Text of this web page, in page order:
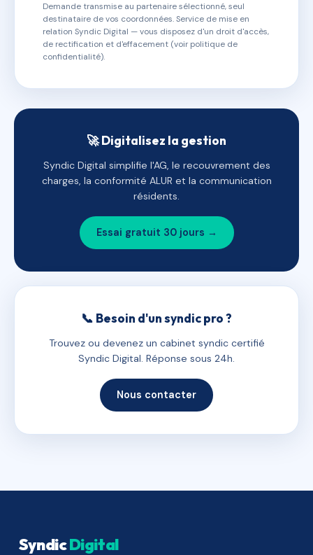
Demande transmise au partenaire sélectionné, seul
destinataire de vos coordonnées. Service de mise en
relation Syndic Digital — vous disposez d'un droit d'accès,
de rectification et d'effacement (voir politique de
confidentialité).
🚀 Digitalisez la gestion
Syndic Digital simplifie l'AG, le recouvrement des
charges, la conformité ALUR et la communication
résidents.
Essai gratuit 30 jours →
📞 Besoin d'un syndic pro ?
Trouvez ou devenez un cabinet syndic certifié
Syndic Digital. Réponse sous 24h.
Nous contacter
SyndicDigital